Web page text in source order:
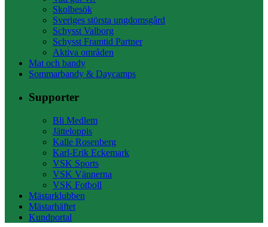
Skolbesök
Sveriges största ungdomsgård
Schysst Valborg
Schysst Framtid Partner
Aktiva områden
Mat och bandy
Sommarbandy & Daycamps
Supporter
Bli Medlem
Jätteloppis
Kalle Rosenberg
Karl-Erik Eckemark
VSK Sports
VSK Vännerna
VSK Fotboll
Mästarklubben
Mästarhäftet
Kundportal